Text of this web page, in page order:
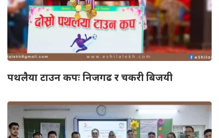
पथलैया टाउन कपः निजगढ र चकरी बिजयी